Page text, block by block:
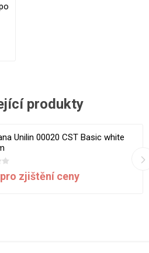
produkty
Unilin 00020 CST Basic white
zjištění ceny